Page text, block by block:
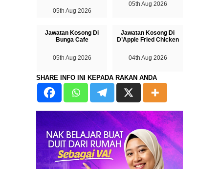
05th Aug 2026
05th Aug 2026
Jawatan Kosong Di
Bunga Cafe
05th Aug 2026
Jawatan Kosong Di
D’Apple Fried Chicken
04th Aug 2026
SHARE INFO INI KEPADA RAKAN ANDA